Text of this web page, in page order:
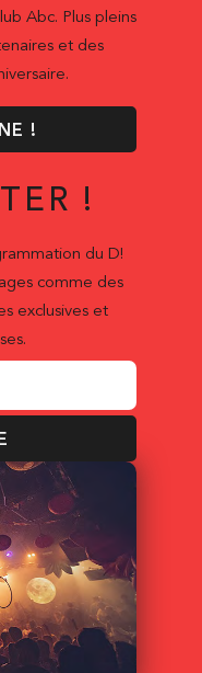
Abc. Plus pleins
et des
!
!
du D!
comme des
exclusives et